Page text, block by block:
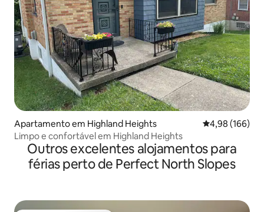
Apartamento em Highland Heights Classificação
4,98 (166)
Limpo e confortável em Highland Heights
Outros excelentes alojamentos para
férias perto de Perfect North Slopes